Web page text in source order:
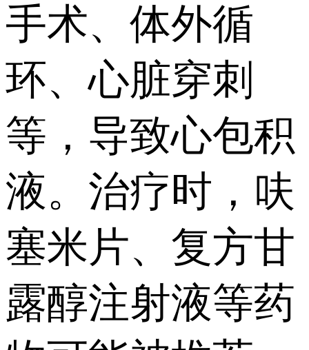
手术、体外循
环、心脏穿刺
等，导致心包积
液。治疗时，呋
塞米片、复方甘
露醇注射液等药